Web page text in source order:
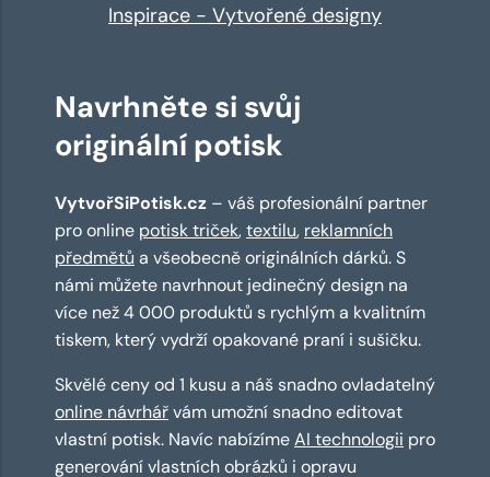
Inspirace - Vytvořené designy
Navrhněte si svůj
originální potisk
VytvořSiPotisk.cz – váš profesionální partner
pro online potisk triček,textilu, reklamních
předmětů a všeobecně originálních dárků. S
námi můžete navrhnout jedinečný design na
více než 4 000 produktů s rychlým a kvalitním
tiskem, který vydrží opakované praní i sušičku.
Skvělé ceny od 1 kusu a náš snadno ovladatelný
online návrhářvám umožní snadno editovat
vlastní potisk. Navíc nabízímeAI technologii pro
generování vlastních obrázků i opravu